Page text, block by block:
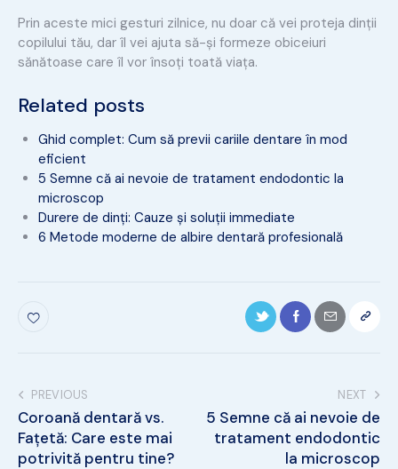
Prin aceste mici gesturi zilnice, nu doar că vei proteja dinții
copilului tău, dar îl vei ajuta să-și formeze obiceiuri
sănătoase care îl vor însoți toată viața.
Related posts
Ghid complet: Cum să previi cariile dentare în mod
eficient
5 Semne că ai nevoie de tratament endodontic la
microscop
Durere de dinți: Cauze și soluții immediate
6 Metode moderne de albire dentară profesională
PREVIOUS
Coroană dentară vs.
Fațetă: Care este mai
potrivită pentru tine?
NEXT
5 Semne că ai nevoie de
tratament endodontic
la microscop